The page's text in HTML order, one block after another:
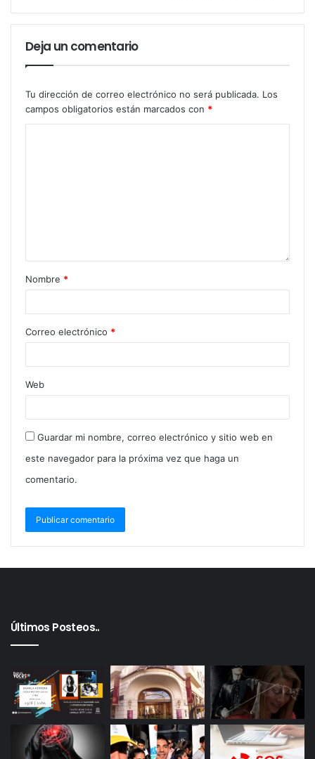
Deja un comentario
Tu dirección de correo electrónico no será publicada. Los
campos obligatorios están marcados con *
Nombre *
Correo electrónico *
Web
Guardar mi nombre, correo electrónico y sitio web en
este navegador para la próxima vez que haga un
comentario.
Últimos Posteos..